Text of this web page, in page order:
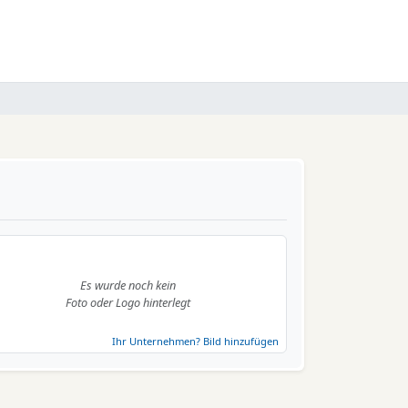
Es wurde noch kein
Foto oder Logo hinterlegt
Ihr Unternehmen? Bild hinzufügen